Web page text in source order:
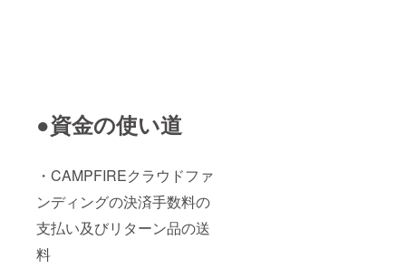
●資金の使い道
・CAMPFIREクラウドファ
ンディングの決済手数料の
支払い及びリターン品の送
料